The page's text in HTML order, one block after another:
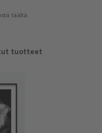
täältä.
tuotteet